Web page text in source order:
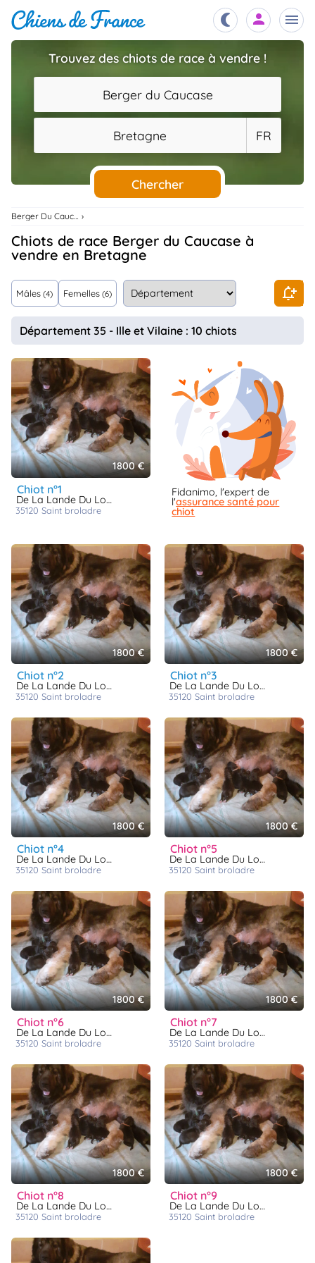
Chiots
Éleveurs
Étalons
Chiens
Services
..
Assurances
Connexion
Trouvez des chiots de race à vendre !
Berger du Caucase
Bretagne FR
Chercher
Berger Du Caucase
Chiots de race Berger du Caucase à
vendre en Bretagne
Mâles (4) Femelles (6)
Département 35 - Ille et Vilaine : 10 chiots
1800 €
chiot n°1
De La Lande Du Loup Pendu
35120 saint broladre
Fidanimo, l'expert de
l'assurance santé pour
chiot
1800 €
chiot n°2
De La Lande Du Loup Pendu
35120 saint broladre
1800 €
chiot n°3
De La Lande Du Loup Pendu
35120 saint broladre
1800 €
chiot n°4
De La Lande Du Loup Pendu
35120 saint broladre
1800 €
chiot n°5
De La Lande Du Loup Pendu
35120 saint broladre
1800 €
chiot n°6
De La Lande Du Loup Pendu
35120 saint broladre
1800 €
chiot n°7
De La Lande Du Loup Pendu
35120 saint broladre
1800 €
chiot n°8
De La Lande Du Loup Pendu
35120 saint broladre
1800 €
chiot n°9
De La Lande Du Loup Pendu
35120 saint broladre